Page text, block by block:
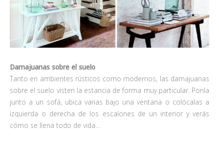
Damajuanas sobre el suelo
Tanto en ambientes rústicos como modernos, las damajuanas
sobre el suelo visten la estancia de forma muy particular. Ponla
junto a un sofá, ubica varias bajo una ventana o colócalas a
izquierda o derecha de los escalones de un interior y verás
cómo se llena todo de vida…